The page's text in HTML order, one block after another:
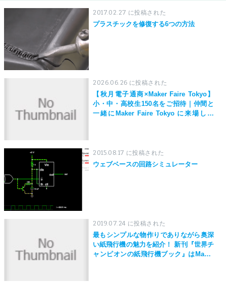
2017.02.27 に投稿された
プラスチックを修復する6つの方法
2026.06.26 に投稿された
【秋月電子通商×Maker Faire Tokyo】
小・中・高校生150名をご招待｜仲間と
一緒にMaker Faire Tokyo に来場しよ
2015.08.17 に投稿された
ウェブベースの回路シミュレーター
2019.07.24 に投稿された
最もシンプルな物作りでありながら奥深
い紙飛行機の魅力を紹介！ 新刊『世界チ
ャンピオンの紙飛行機ブック』はMaker